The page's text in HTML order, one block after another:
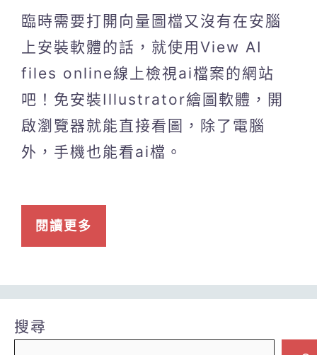
臨時需要打開向量圖檔又沒有在安腦
上安裝軟體的話，就使用View AI
files online線上檢視ai檔案的網站
吧！免安裝Illustrator繪圖軟體，開
啟瀏覽器就能直接看圖，除了電腦
外，手機也能看ai檔。
閱讀更多
搜尋